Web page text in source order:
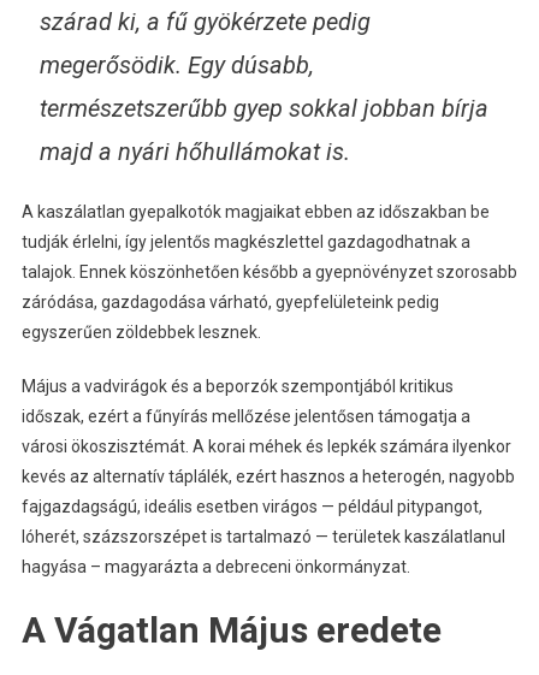
szárad ki, a fű gyökérzete pedig
megerősödik. Egy dúsabb,
természetszerűbb gyep sokkal jobban bírja
majd a nyári hőhullámokat is.
A kaszálatlan gyepalkotók magjaikat ebben az időszakban be
tudják érlelni, így jelentős magkészlettel gazdagodhatnak a
talajok. Ennek köszönhetően később a gyepnövényzet szorosabb
záródása, gazdagodása várható, gyepfelületeink pedig
egyszerűen zöldebbek lesznek.
Május a vadvirágok és a beporzók szempontjából kritikus
időszak, ezért a fűnyírás mellőzése jelentősen támogatja a
városi ökoszisztémát. A korai méhek és lepkék számára ilyenkor
kevés az alternatív táplálék, ezért hasznos a heterogén, nagyobb
fajgazdagságú, ideális esetben virágos — például pitypangot,
lóherét, százszorszépet is tartalmazó — területek kaszálatlanul
hagyása – magyarázta a debreceni önkormányzat.
A Vágatlan Május eredete